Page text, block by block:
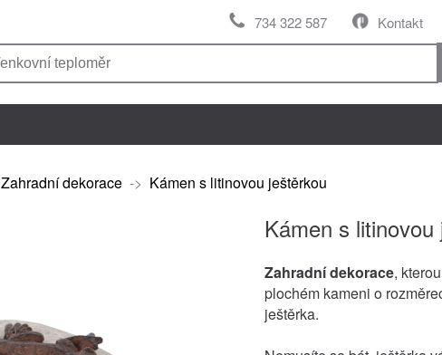
Kontakt
734 322 587
Zahradní dekorace -> Kámen s litinovou ještěrkou
Kámen s litinovou
Zahradní dekorace,
plochém kameni o
ještěrka.